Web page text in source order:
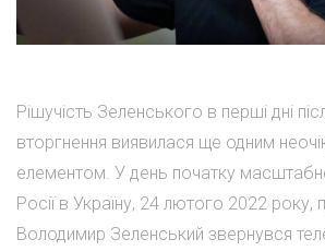
Рішучість Зеленського в перші дні
вторгнення виявилася ще одним
елементом. У день початку
Росії в Україну, 24 лютого 2022 року,
Володимир Зеленський звернувся